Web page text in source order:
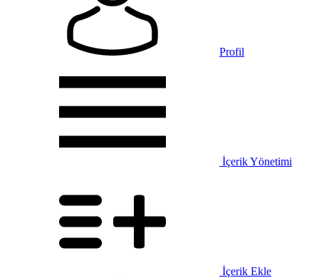
Profil
İçerik Yönetimi
İçerik Ekle